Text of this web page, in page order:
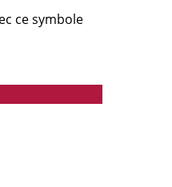
ce symbole